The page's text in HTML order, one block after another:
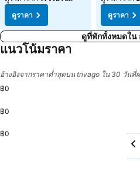
ดูราคา
ดูราคา
ดูที่พักทั้งหมดใน
แนวโน้มราคา
อ้างอิงจากราคาต่ำสุดบน trivago ใน 30 วันที่
฿0
฿0
฿0